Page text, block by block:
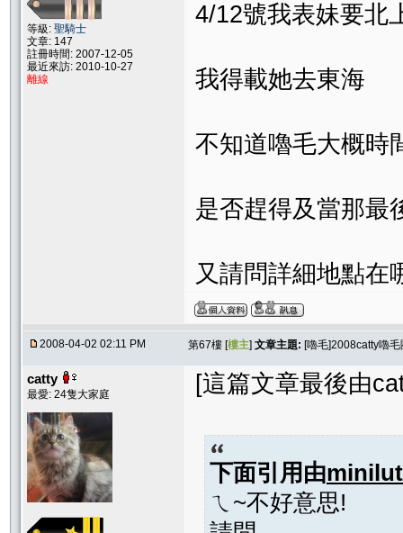
等級: 聖騎士
文章: 147
註冊時間: 2007-12-05
最近來訪: 2010-10-27
離線
4/12號我表妹要北
我得載她去東海
不知道嚕毛大概時
是否趕得及當那最
又請問詳細地點在
2008-04-02 02:11 PM 第67樓 [樓主] 文章主題: [嚕毛]2008catty嚕
catty
最愛: 24隻大家庭 [這篇文章最後由
下面引用由
ㄟ~不好意思!